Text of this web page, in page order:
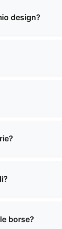
per la spesa
esigenze
design?
perfetto
al
rimborsabili
team vi
borse?